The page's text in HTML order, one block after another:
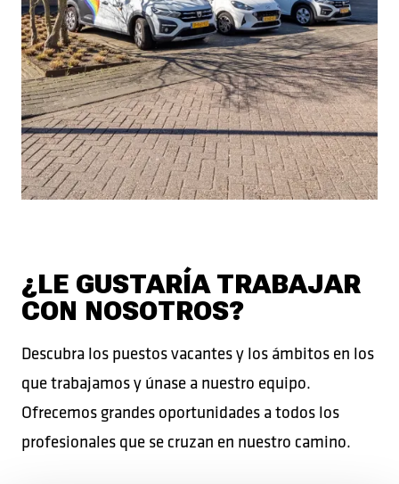
¿LE GUSTARÍA TRABAJAR
CON NOSOTROS?
Descubra los puestos vacantes y los ámbitos en los
que trabajamos y únase a nuestro equipo.
Ofrecemos grandes oportunidades a todos los
profesionales que se cruzan en nuestro camino.